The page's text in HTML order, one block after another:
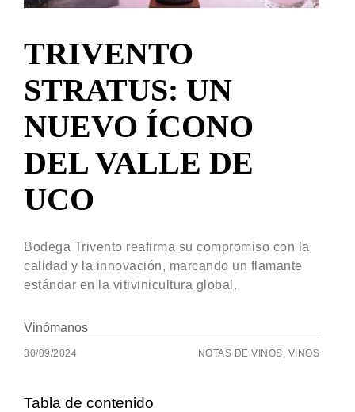
TRIVENTO
STRATUS: UN
NUEVO ÍCONO
DEL VALLE DE
UCO
Bodega Trivento reafirma su compromiso con la
calidad y la innovación, marcando un flamante
estándar en la vitivinicultura global.
Vinómanos
30/09/2024 NOTAS DE VINOS VINOS
Tabla de contenido